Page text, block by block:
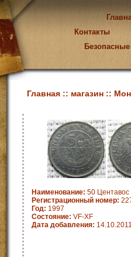
Контакты
Главная :: магазин ::
Наименование: 50 Центавос
Регистрационный номер:
Год: 1997
Состояние: VF-XF
Дата добавления: